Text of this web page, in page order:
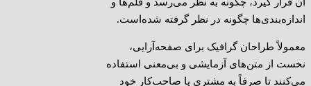
آن قرار گیرد، چگونه به نظر می‌رسد و قلم‌ها و
اندازه‌بندی‌ها چگونه در نظر گرفته شده‌است.
معمولاً طراحان گرافیک برای صفحه‌آرایی،
نخست از متن‌های آزمایشی و بی‌معنی استفاده
می‌کنند تا صرفاً به مشتری یا صاحب‌کار خود